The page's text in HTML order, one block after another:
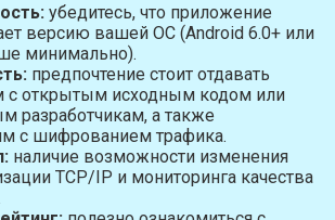
убедитесь, что приложение
версию вашей ОС (Android 6.0+ или
минимально).
предпочтение стоит отдавать
с открытым исходным кодом или
разработчикам, а также
с шифрованием трафика.
наличие возможности изменения
TCP/IP и мониторинга качества